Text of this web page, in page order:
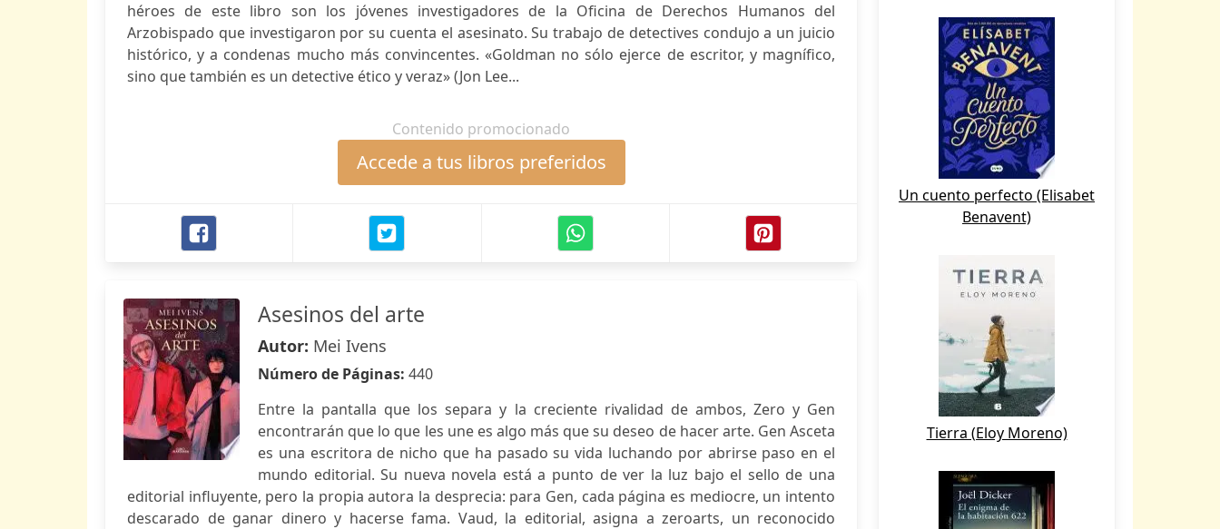
héroes de este libro son los jóvenes investigadores de la Oficina de Derechos Humanos del
Arzobispado que investigaron por su cuenta el asesinato. Su trabajo de detectives condujo a un juicio
histórico, y a condenas mucho más convincentes. «Goldman no sólo ejerce de escritor, y magnífico,
sino que también es un detective ético y veraz» (Jon Lee...
Contenido promocionado
Accede a tus libros preferidos
Asesinos del arte
Autor: Mei Ivens
Número de Páginas: 440
Entre la pantalla que los separa y la creciente rivalidad de ambos, Zero y Gen
encontrarán que lo que les une es algo más que su deseo de hacer arte. Gen Asceta
es una escritora de nicho que ha pasado su vida luchando por abrirse paso en el
mundo editorial. Su nueva novela está a punto de ver la luz bajo el sello de una
editorial influyente, pero la propia autora la desprecia: para Gen, cada página es mediocre, un intento
descarado de ganar dinero y hacerse fama. Vaud, la editorial, asigna a zeroarts, un reconocido
Un cuento perfecto (Elisabet
Benavent)
Tierra (Eloy Moreno)